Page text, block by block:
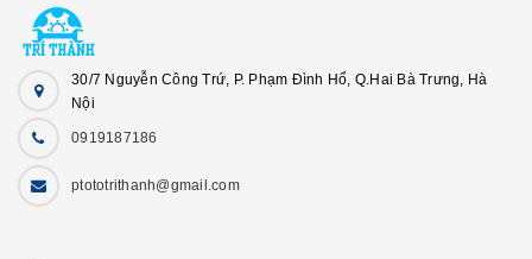
30/7 Nguyễn Công Trứ, P. Phạm Đình Hổ, Q.Hai Bà Trưng, Hà
Nội
0919187186
ptototrithanh@gmail.com